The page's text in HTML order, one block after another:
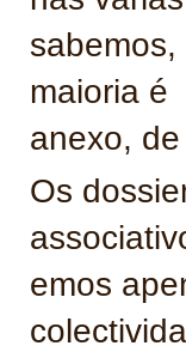
maioria é
anexo,
Os
emos